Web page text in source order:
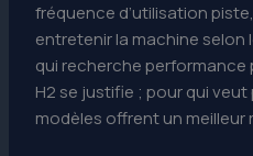
fréquence d’utilisation
entretenir la machine selon
qui recherche performance
H2 se justifie ; pour qui
modèles offrent un